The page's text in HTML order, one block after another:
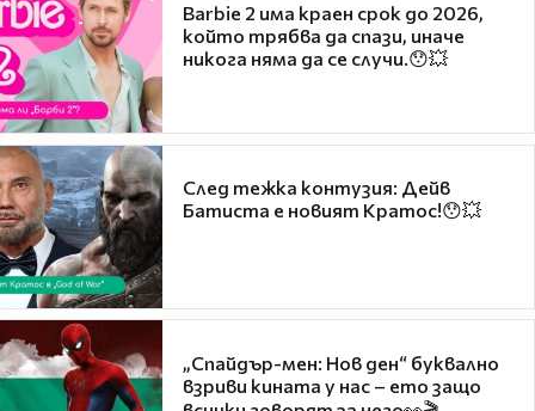
Barbie 2 има краен срок до 2026,
който трябва да спази, иначе
никога няма да се случи.😯💥
След тежка контузия: Дейв
Батиста е новият Кратос!😯💥
„Спайдър-мен: Нов ден“ буквално
взриви кината у нас – ето защо